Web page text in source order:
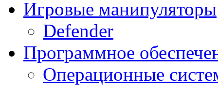
Игровые манипуляторы
Defender
Программное
Операционные